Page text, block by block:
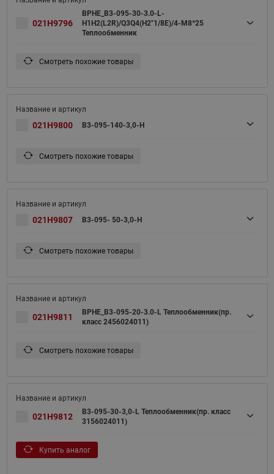
021H9796
BPHE_B3-095-30-3.0-L-
H1H2(L2R)/Q3Q4(H2"1/8E)/4-M8*25
Теплообменник
Смотреть похожие товары
021H9800 B3-095-140-3,0-H
Смотреть похожие товары
021H9807 B3-095- 50-3,0-H
Смотреть похожие товары
021H9811
BPHE_B3-095-20-3.0-L Теплообменник(пр.
класс 2456024011)
Смотреть похожие товары
021H9812
B3-095-30-3,0-L Теплообменник(пр. класс
3156024011)
Купить аналог